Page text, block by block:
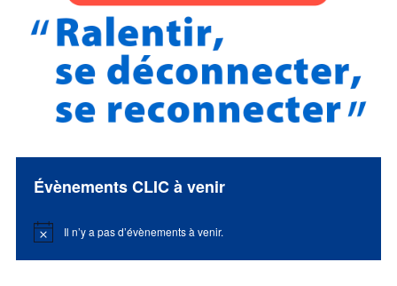
Évènements CLIC à venir
Notice Il n’y a pas d’évènements à venir.